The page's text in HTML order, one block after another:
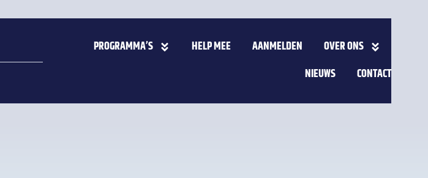
PROGRAMMA’S HELP MEE AANMELDEN
OVER ONS
NIEUWS
CONTACT